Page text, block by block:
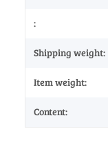
:
Shipping weight:
Item weight:
Content: